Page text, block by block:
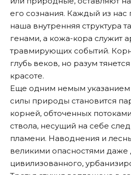
его сознания. Каждый из
наша внутренняя структура
генами, а кожа-кора служит
травмирующих событий.
глубь веков, но разум
красоте.
Еще одним немым указанием
силы природы становится
корней, обточенных
ствола, несущий на себе
пламени. Наводнения и
великими опасностями
цивилизованного,